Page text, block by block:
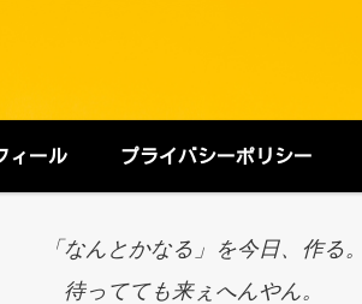
ィール プライバシーポリシー
「なんとかなる」を今日、作る。
待ってても来ぇへんやん。